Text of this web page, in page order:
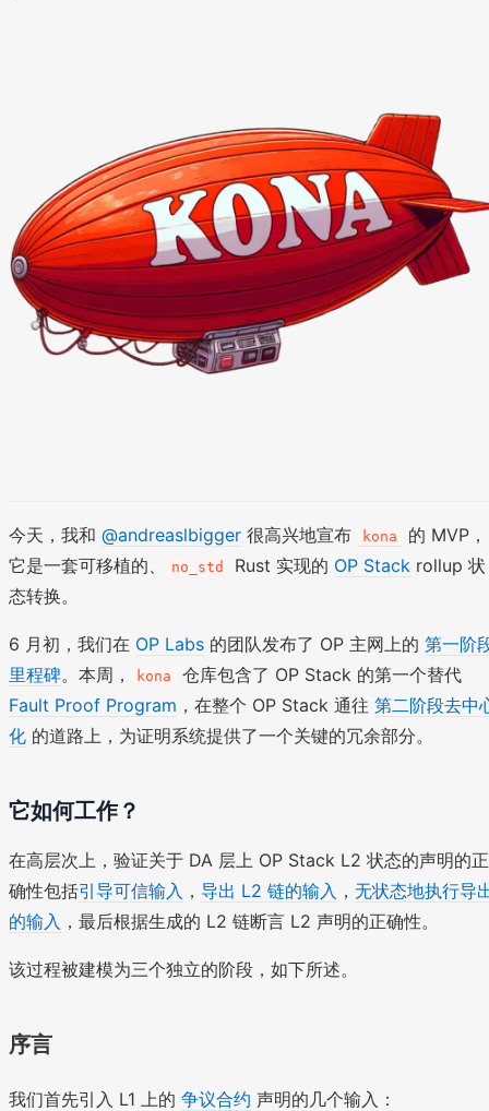
今天，我和 @andreaslbigger 很高兴地宣布 kona
的 MVP，
它是一套可移植的、
no_std Rust 实现的 OP Stack rollup 状
态转换。
6 月初，我们在 OP Labs 的团队发布了 OP 主网上的 第一阶
里程碑。本周， kona
仓库包含了 OP Stack 的第一个替代
Fault Proof Program ，在整个 OP Stack 通往 第二阶段去中
化 的道路上，为证明系统提供了一个关键的冗余部分。
它如何工作？
在高层次上，验证关于 DA 层上 OP Stack L2 状态的声明的正
确性包括引导可信输入 ， 导出 L2 链的输入 ， 无状态地执行导
的输入 ，最后根据生成的 L2 链断言 L2 声明的正确性。
该过程被建模为三个独立的阶段，如下所述。
序言
我们首先引入 L1 上的 争议合约 声明的几个输入：